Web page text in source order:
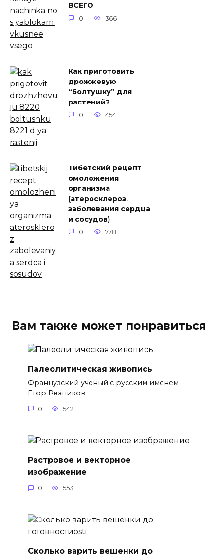
ВСЕГО
0 366
Как приготовить
дрожжевую
“болтушку” для
растений?
0 454
Тибетский рецепт
омоложения
организма
(атеросклероз,
заболевания сердца
и сосудов)
0 778
Вам также может понравиться
Палеолитическая живопись
Французский ученый с русским именем
Егор Резников
0 542
Растровое и векторное
изображение
0 553
Сколько варить вешенки до